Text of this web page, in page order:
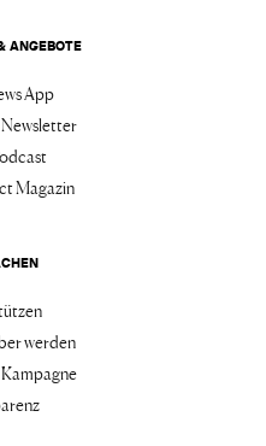
ANGEBOTE
App
Magazin
werden